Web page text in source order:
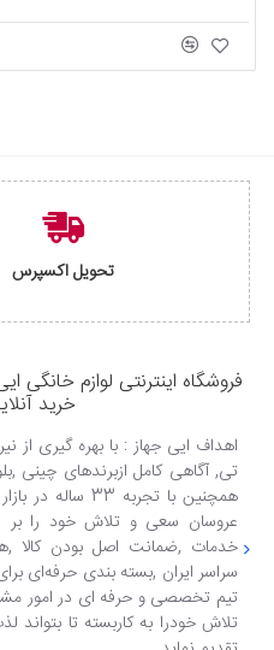
تحویل اکسپرس
فروشگاه اینترنتی لوازم خانگی
خرید
اهداف ایی جهاز : با بهره گیری
تی, آگاهی کامل ازبرندهای چینی
همچنین با تجربه
عروسان سعی و تلاش خود را بر
خدمات ,ضمانت اصل بودن کالا
سراسر ایران ,بسته بندی حرفه‌ای
تیم تخصصی و حرفه ای در امور
تلاش خودرا به کاربسته تا بتواند